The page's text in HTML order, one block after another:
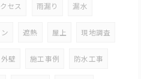
セス 雨漏り 漏水
遮熱 屋上 現地調査
外壁 施工事例 防水工事